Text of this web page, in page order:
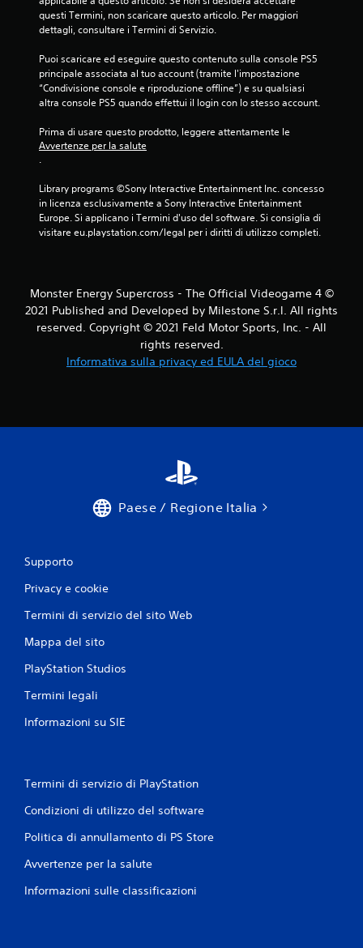
questi Termini, non scaricare questo articolo. Per maggiori
dettagli, consultare i Termini di Servizio.
Puoi scaricare ed eseguire questo contenuto sulla console PS5
principale associata al tuo account (tramite l'impostazione
“Condivisione console e riproduzione offline”) e su qualsiasi
altra console PS5 quando effettui il login con lo stesso account.
Prima di usare questo prodotto, leggere attentamente le
Avvertenze per la salute
.
Library programs ©Sony Interactive Entertainment Inc. concesso
in licenza esclusivamente a Sony Interactive Entertainment
Europe. Si applicano i Termini d'uso del software. Si consiglia di
visitare eu.playstation.com/legal per i diritti di utilizzo completi.
Monster Energy Supercross - The Official Videogame 4 ©
2021 Published and Developed by Milestone S.r.l. All rights
reserved. Copyright © 2021 Feld Motor Sports, Inc. - All
rights reserved.
Informativa sulla privacy ed EULA del gioco
Paese / Regione Italia
Supporto
Privacy e cookie
Termini di servizio del sito Web
Mappa del sito
PlayStation Studios
Termini legali
Informazioni su SIE
Termini di servizio di PlayStation
Condizioni di utilizzo del software
Politica di annullamento di PS Store
Avvertenze per la salute
Informazioni sulle classificazioni